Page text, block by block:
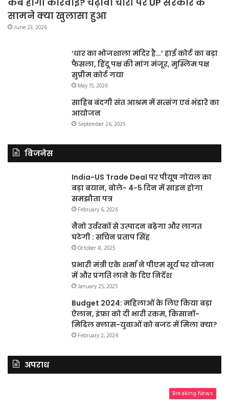
सामने क्या खुलासा हुआ
June 23, 2026
‘धार का भोजशाला मंदिर है…’ हाई कोर्ट का बड़ा
फैसला, हिंदू पक्ष की मांग मंजूर, मुस्लिम पक्ष
सुप्रीम कोर्ट गया
May 15, 2026
साहिब बंदगी संत आश्रम में सत्संग एवं भंडारे का
आयोजन
September 26, 2025
बिजनेस
India-US Trade Deal पर पीयूष गोयल का
बड़ा बयान, बोले- 4-5 दिन में साइन होगा
समझौता पत्र
February 6, 2026
नैनो उर्वरकों से उत्पादन बढ़ेगा और लागत
घटेगी : सचिन प्रताप सिंह
October 8, 2025
प्रभारी मंत्री एके शर्मा ने पीएम सूर्य घर योजना
में और प्रगति लाने के दिए निर्देश
January 25, 2025
Budget 2024: महिलाओं के लिए किया बड़ा
ऐलान, इंफ्रा को दी भारी रकम, किसानों-
मिडिल क्लास-युवाओं को बजट में मिला क्या?
February 2, 2024
अपराध
Breaking News